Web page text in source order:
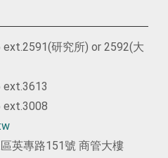
研究所) or 2592(大
ext.3613
ext.3008
英專路151號 商管大樓